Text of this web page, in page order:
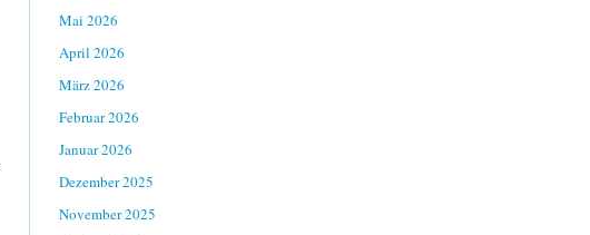
Mai 2026
April 2026
März 2026
Februar 2026
Januar 2026
Dezember 2025
November 2025